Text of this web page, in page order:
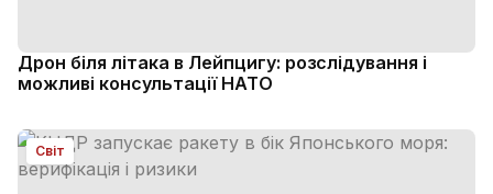
Дрон біля літака в Лейпцигу: розслідування і
можливі консультації НАТО
Світ